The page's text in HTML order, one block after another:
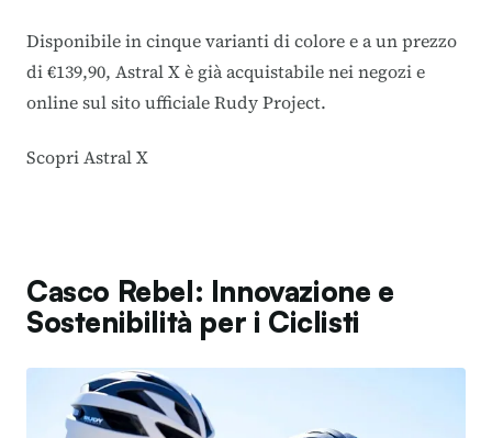
Disponibile in cinque varianti di colore e a un prezzo
di €139,90, Astral X è già acquistabile nei negozi e
online sul sito ufficiale Rudy Project.
Scopri Astral X
Casco Rebel: Innovazione e
Sostenibilità per i Ciclisti